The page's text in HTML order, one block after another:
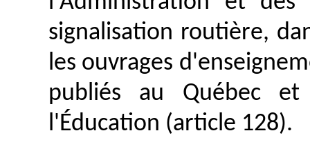
signalisation routière,
les ouvrages
publiés au Québec
l'Éducation (article 128).